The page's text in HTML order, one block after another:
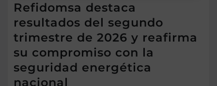
Refidomsa destaca
resultados del segundo
trimestre de 2026 y reafirma
su compromiso con la
seguridad energética
nacional